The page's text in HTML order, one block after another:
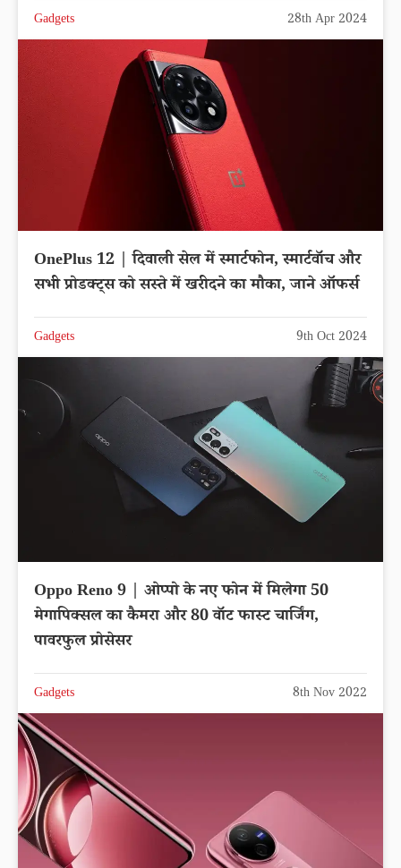
Gadgets 28th Apr 2024
OnePlus 12 | दिवाली सेल में स्मार्टफोन, स्मार्टवॉच और
सभी प्रोडक्ट्स को सस्ते में खरीदने का मौका, जाने ऑफर्स
Gadgets 9th Oct 2024
Oppo Reno 9 | ओप्पो के नए फोन में मिलेगा 50
मेगापिक्सल का कैमरा और 80 वॉट फास्ट चार्जिंग,
पावरफुल प्रोसेसर
Gadgets 8th Nov 2022